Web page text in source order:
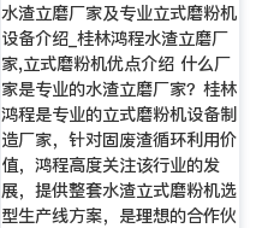
水渣立磨厂家及专业立式磨粉机
设备介绍_桂林鸿程水渣立磨厂
家,立式磨粉机优点介绍 什么厂
家是专业的水渣立磨厂家？桂林
鸿程是专业的立式磨粉机设备制
造厂家，针对固废渣循环利用价
值，鸿程高度关注该行业的发
展，提供整套水渣立式磨粉机选
型生产线方案，是理想的合作伙